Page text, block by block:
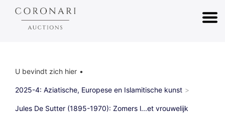
U bevindt zich hier
2025-4: Aziatische, Europese en Islamitische kunst
Jules De Sutter (1895-1970): Zomers l...et vrouwelijk